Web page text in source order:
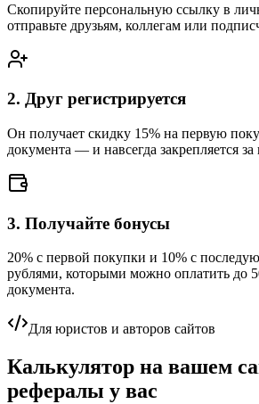
Скопируйте персональную ссылку в
отправьте друзьям, коллегам или
2. Друг регистрируется
Он получает скидку 15% на первую
документа — и навсегда закрепляется за
3. Получайте бонусы
20% с первой покупки и 10% с
рублями, которыми можно оплатить до
документа.
Для юристов и авторов сайтов
Калькулятор на вашем
рефералы у вас